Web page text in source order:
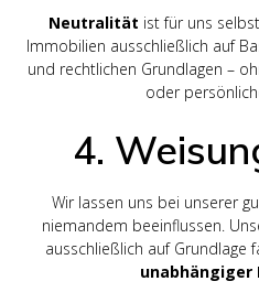
Neutralität ist für uns
Immobilien ausschließlich auf
und rechtlichen Grundlagen –
oder
4.
Wir lassen uns bei unserer
niemandem beeinflussen.
ausschließlich auf Grundlage
unabhängiger